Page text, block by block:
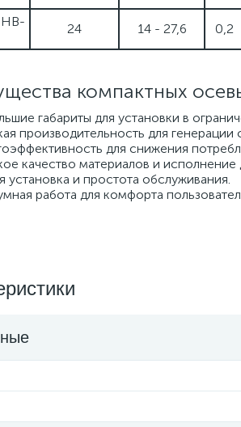
24 14 - 27,6 0,2
компактных
габариты для установки в
производительность для генерации
для снижения
качество материалов и исполнение
установка и простота обслуживания.
работа для комфорта